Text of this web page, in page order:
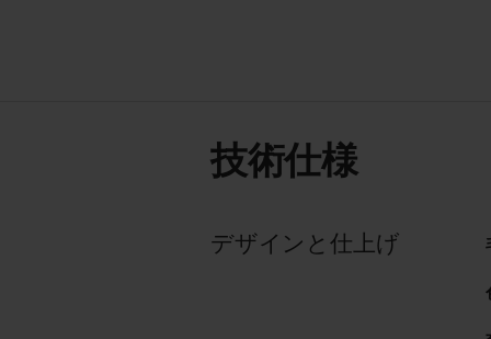
技術仕様
デザインと仕上げ